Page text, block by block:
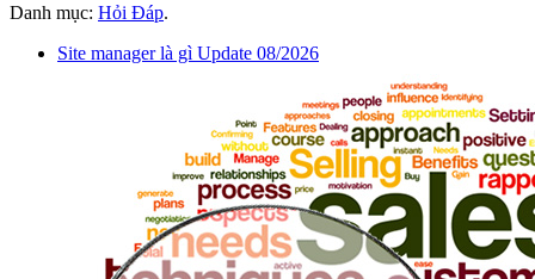
Danh mục: Hỏi Đáp.
Site manager là gì Update 08/2026